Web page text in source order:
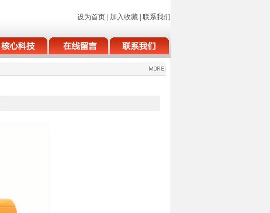
设为首页 加入收藏| 联系我们